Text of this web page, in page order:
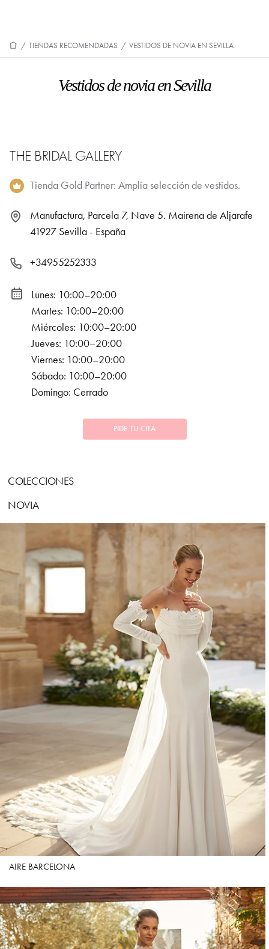
/ TIENDAS RECOMENDADAS / VESTIDOS DE NOVIA EN SEVILLA
Vestidos de novia en Sevilla
THE BRIDAL GALLERY
Tienda Gold Partner: Amplia selección de vestidos.
Manufactura, Parcela 7, Nave 5. Mairena de Aljarafe
41927 Sevilla - España
+34955252333
Lunes: 10:00–20:00
Martes: 10:00–20:00
Miércoles: 10:00–20:00
Jueves: 10:00–20:00
Viernes: 10:00–20:00
Sábado: 10:00–20:00
Domingo: Cerrado
PIDE TU CITA
COLECCIONES
NOVIA
AIRE BARCELONA